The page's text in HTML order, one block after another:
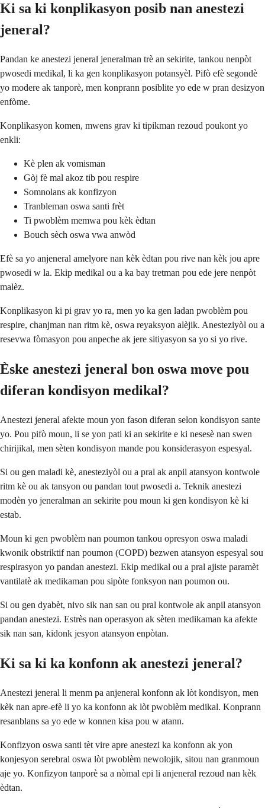
Ki sa ki konplikasyon posib nan anestezi
jeneral?
Pandan ke anestezi jeneral jeneralman trè an sekirite, tankou nenpòt
pwosedi medikal, li ka gen konplikasyon potansyèl. Pifò efè segondè
yo modere ak tanporè, men konprann posiblite yo ede w pran desizyon
enfòme.
Konplikasyon komen, mwens grav ki tipikman rezoud poukont yo
enkli:
Kè plen ak vomisman
Gòj fè mal akoz tib pou respire
Somnolans ak konfizyon
Tranbleman oswa santi frèt
Ti pwoblèm memwa pou kèk èdtan
Bouch sèch oswa vwa anwòd
Efè sa yo anjeneral amelyore nan kèk èdtan pou rive nan kèk jou apre
pwosedi w la. Ekip medikal ou a ka bay tretman pou ede jere nenpòt
malèz.
Konplikasyon ki pi grav yo ra, men yo ka gen ladan pwoblèm pou
respire, chanjman nan ritm kè, oswa reyaksyon alèjik. Anesteziyòl ou a
resevwa fòmasyon pou anpeche ak jere sitiyasyon sa yo si yo rive.
Èske anestezi jeneral bon oswa move pou
diferan kondisyon medikal?
Anestezi jeneral afekte moun yon fason diferan selon kondisyon sante
yo. Pou pifò moun, li se yon pati ki an sekirite e ki nesesè nan swen
chirijikal, men sèten kondisyon mande pou konsiderasyon espesyal.
Si ou gen maladi kè, anesteziyòl ou a pral ak anpil atansyon kontwole
ritm kè ou ak tansyon ou pandan tout pwosedi a. Teknik anestezi
modèn yo jeneralman an sekirite pou moun ki gen kondisyon kè ki
estab.
Moun ki gen pwoblèm nan poumon tankou opresyon oswa maladi
kwonik obstriktif nan poumon (COPD) bezwen atansyon espesyal sou
respirasyon yo pandan anestezi. Ekip medikal ou a pral ajiste paramèt
vantilatè ak medikaman pou sipòte fonksyon nan poumon ou.
Si ou gen dyabèt, nivo sik nan san ou pral kontwole ak anpil atansyon
pandan anestezi. Estrès nan operasyon ak sèten medikaman ka afekte
sik nan san, kidonk jesyon atansyon enpòtan.
Ki sa ki ka konfonn ak anestezi jeneral?
Anestezi jeneral li menm pa anjeneral konfonn ak lòt kondisyon, men
kèk nan apre-efè li yo ka konfonn ak lòt pwoblèm medikal. Konprann
resanblans sa yo ede w konnen kisa pou w atann.
Konfizyon oswa santi tèt vire apre anestezi ka konfonn ak yon
konjesyon serebral oswa lòt pwoblèm newolojik, sitou nan granmoun
aje yo. Konfizyon tanporè sa a nòmal epi li anjeneral rezoud nan kèk
èdtan.